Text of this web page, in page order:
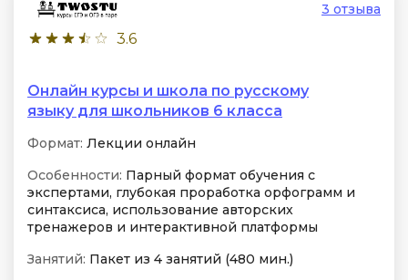
3.6
3 отзыва
Онлайн курсы и школа по русскому
языку для школьников 6 класса
Формат: Лекции онлайн
Особенности: Парный формат обучения с
экспертами, глубокая проработка орфограмм и
синтаксиса, использование авторских
тренажеров и интерактивной платформы
Занятий: Пакет из 4 занятий (480 мин.)